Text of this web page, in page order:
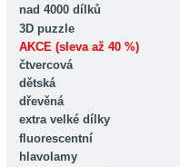
nad 4000 dílků
3D puzzle
AKCE (sleva až 40 %)
čtvercová
dětská
dřevěná
extra velké dílky
fluorescentní
hlavolamy